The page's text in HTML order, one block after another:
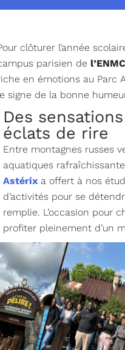
clôturer l’année
parisien de l’ENMC
en émotions au Parc
signe de la bonne
Des
éclats de rire​
Entre montagnes russes
aquatiques
Astérix a offert à nos
d’activités pour se
remplie. L’occasion pour
profiter pleinement d’un